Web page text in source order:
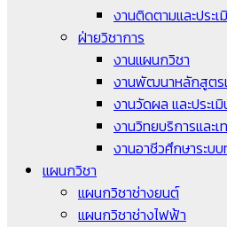
งานติดตามและประ
ฝ่ายวิชาการ
งานแผนกวิชา
งานพัฒนาหลักสูตร
งานวัดผล และประเ
งานวิทยบริการและ
งานอาชีวศึกษาระบ
แผนกวิชา
แผนกวิชาช่างยนต์
แผนกวิชาช่างไฟฟ้า